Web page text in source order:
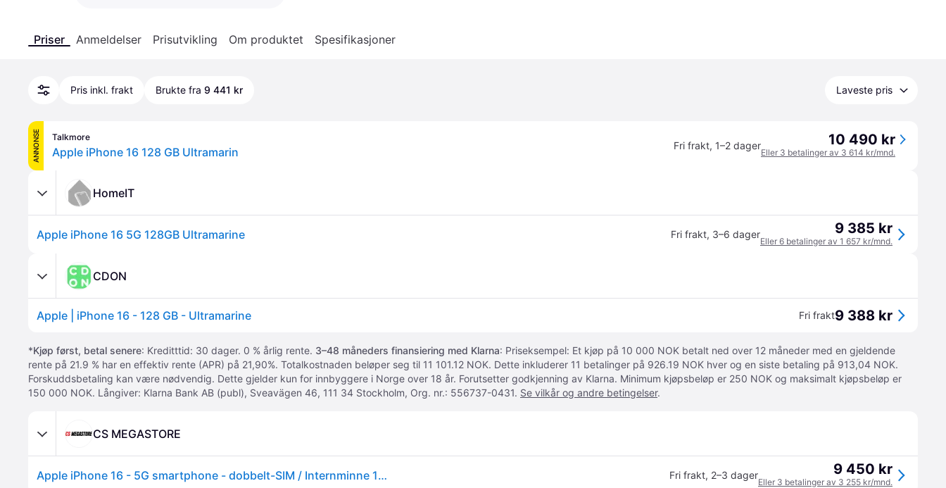
Priser Anmeldelser Prisutvikling Om produktet Spesifikasjoner
Pris inkl. frakt Brukte fra 9 441 kr Laveste pris
ANNONSE Talkmore
Apple iPhone 16 128 GB Ultramarin Fri frakt, 1–2 dager 10 490 kr
Eller 3 betalinger av 3 614 kr/mnd.
HomeIT
Apple iPhone 16 5G 128GB Ultramarine Fri frakt, 3–6 dager 9 385 kr
Eller 6 betalinger av 1 657 kr/mnd.
CDON
Apple | iPhone 16 - 128 GB - Ultramarine Fri frakt9 388 kr
*Kjøp først, betal senere: Kreditttid: 30 dager. 0 % årlig rente. 3–48 måneders finansiering med Klarna: Priseksempel: Et kjøp på 10 000 NOK betalt ned over 12 måneder med en gjeldende
rente på 21.9 % har en effektiv rente (APR) på 21,90%. Totalkostnaden beløper seg til 11 101.12 NOK. Dette inkluderer 11 betalinger på 926.19 NOK hver og en siste betaling på 913,04 NOK.
Forskuddsbetaling kan være nødvendig. Dette gjelder kun for innbyggere i Norge over 18 år. Forutsetter godkjenning av Klarna. Minimum kjøpsbeløp er 250 NOK og maksimalt kjøpsbeløp er
150 000 NOK. Långiver: Klarna Bank AB (publ), Sveavägen 46, 111 34 Stockholm, Org. nr.: 556737-0431. Se vilkår og andre betingelser.
CS MEGASTORE
Apple iPhone 16 - 5G smartphone - dobbelt-SIM / Internminne 128 GB - OLED display - 6.1 - 2556 x 1179 piksler - 2x bakkameraer 48 MP, 12 MP - front camera 12 MP - ultramarin Fri frakt, 2–3 dager 9 450 kr
Eller 3 betalinger av 3 255 kr/mnd.